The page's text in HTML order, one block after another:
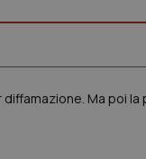
Ma poi